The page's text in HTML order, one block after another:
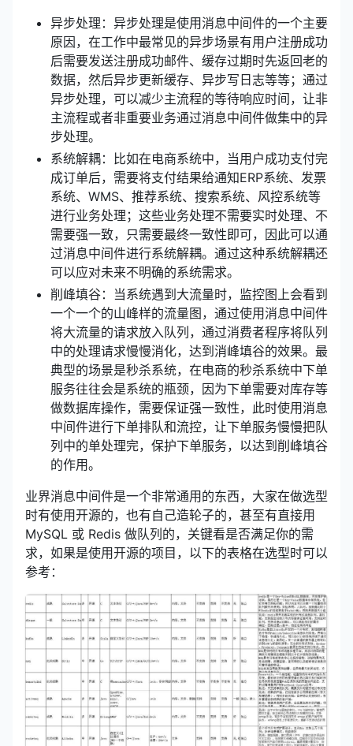
异步处理：异步处理是使用消息中间件的一个主要
原因，在工作中最常见的异步场景有用户注册成功
后需要发送注册成功邮件、缓存过期时先返回老的
数据，然后异步更新缓存、异步写日志等等；通过
异步处理，可以减少主流程的等待响应时间，让非
主流程或者非重要业务通过消息中间件做集中的异
步处理。
系统解耦：比如在电商系统中，当用户成功支付完
成订单后，需要将支付结果给通知ERP系统、发票
系统、WMS、推荐系统、搜索系统、风控系统等
进行业务处理；这些业务处理不需要实时处理、不
需要强一致，只需要最终一致性即可，因此可以通
过消息中间件进行系统解耦。通过这种系统解耦还
可以应对未来不明确的系统需求。
削峰填谷：当系统遇到大流量时，监控图上会看到
一个一个的山峰样的流量图，通过使用消息中间件
将大流量的请求放入队列，通过消费者程序将队列
中的处理请求慢慢消化，达到消峰填谷的效果。最
典型的场景是秒杀系统，在电商的秒杀系统中下单
服务往往会是系统的瓶颈，因为下单需要对库存等
做数据库操作，需要保证强一致性，此时使用消息
中间件进行下单排队和流控，让下单服务慢慢把队
列中的单处理完，保护下单服务，以达到削峰填谷
的作用。
业界消息中间件是一个非常通用的东西，大家在做选型
时有使用开源的，也有自己造轮子的，甚至有直接用
MySQL 或 Redis 做队列的，关键看是否满足你的需
求，如果是使用开源的项目，以下的表格在选型时可以
参考：